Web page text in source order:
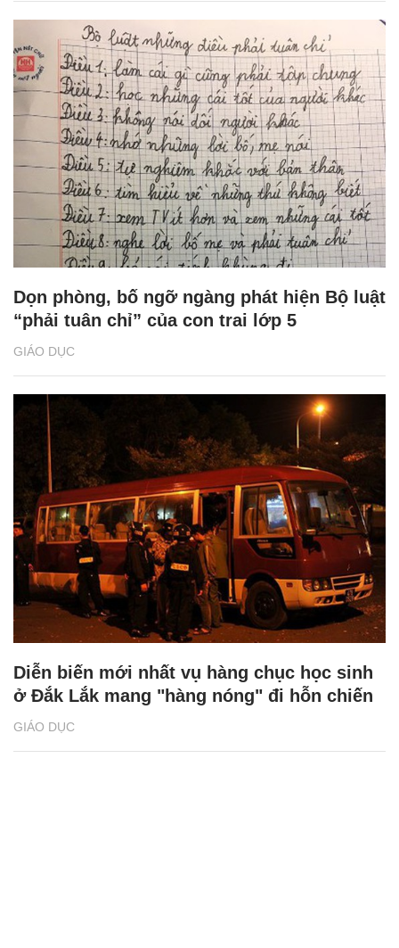
GIÁO DỤC
Dọn phòng, bố ngỡ ngàng phát hiện Bộ luật
“phải tuân chỉ” của con trai lớp 5
GIÁO DỤC
Diễn biến mới nhất vụ hàng chục học sinh
ở Đắk Lắk mang "hàng nóng" đi hỗn chiến